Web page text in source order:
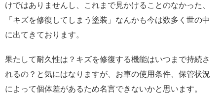
けではありませんし、これまで見かけることのなかった、
「キズを修復してしまう塗装」なんかも今は数多く世の中
に出てきております。
果たして耐久性は？キズを修復する機能はいつまで持続さ
れるの？と気にはなりますが、お車の使用条件、保管状況
によって個体差があるため名言できないかと思います。